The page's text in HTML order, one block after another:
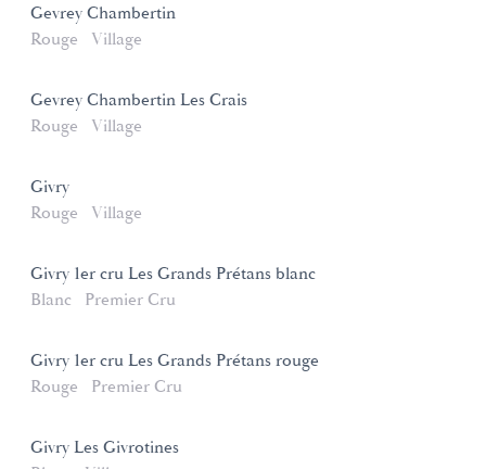
Gevrey Chambertin
Rouge
Village
Gevrey Chambertin Les Crais
Rouge
Village
Givry
Rouge
Village
Givry 1er cru Les Grands Prétans blanc
Blanc
Premier Cru
Givry 1er cru Les Grands Prétans rouge
Rouge
Premier Cru
Givry Les Givrotines